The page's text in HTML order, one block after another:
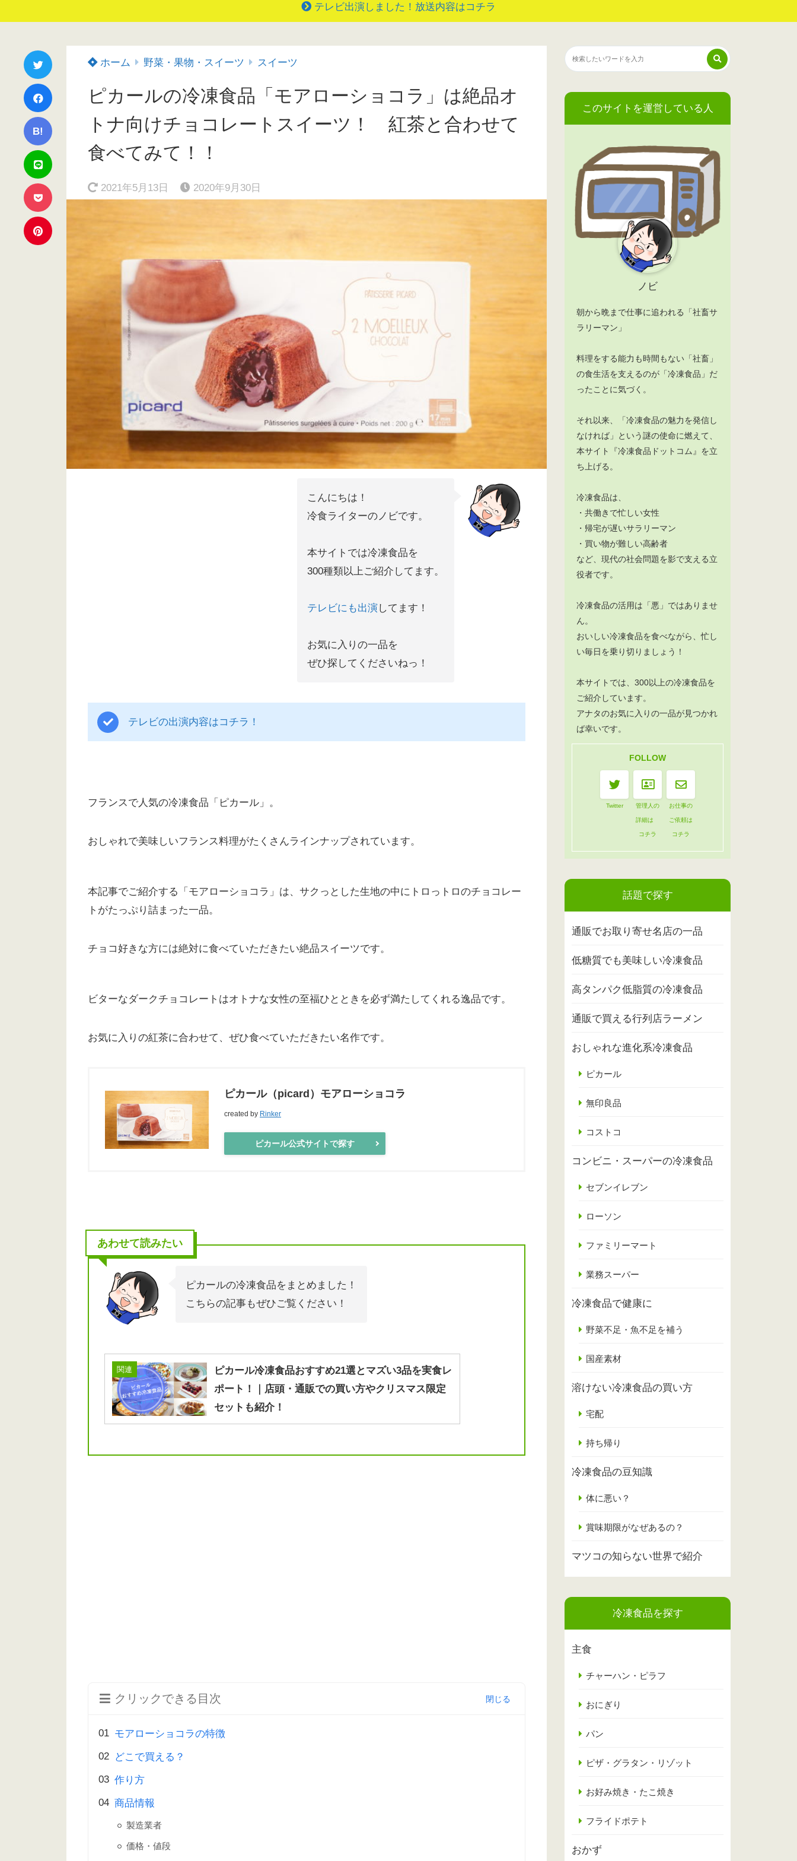
テレビ出演しました！放送内容はコチラ
B!
ホーム 野菜・果物・スイーツ スイーツ
ピカールの冷凍食品「モアローショコラ」は絶品オ
トナ向けチョコレートスイーツ！ 紅茶と合わせて
食べてみて！！
2021年5月13日 2020年9月30日
こんにちは！
冷食ライターのノビです。
本サイトでは冷凍食品を
300種類以上ご紹介してます。
テレビにも出演してます！
お気に入りの一品を
ぜひ探してくださいねっ！
テレビの出演内容はコチラ！
フランスで人気の冷凍食品「ピカール」。
おしゃれで美味しいフランス料理がたくさんラインナップされています。
本記事でご紹介する「モアローショコラ」は、サクっとした生地の中にトロっトロのチョコレー
トがたっぷり詰まった一品。
チョコ好きな方には絶対に食べていただきたい絶品スイーツです。
ビターなダークチョコレートはオトナな女性の至福ひとときを必ず満たしてくれる逸品です。
お気に入りの紅茶に合わせて、ぜひ食べていただきたい名作です。
ピカール（picard）モアローショコラ
created by Rinker
ピカール公式サイトで探す
あわせて読みたい
ピカールの冷凍食品をまとめました！
こちらの記事もぜひご覧ください！
関連
ピカール冷凍食品おすすめ21選とマズい3品を実食レ
ポート！｜店頭・通販での買い方やクリスマス限定
セットも紹介！
クリックできる目次
モアローショコラの特徴
どこで買える？
作り方
商品情報
製造業者
価格・値段
このサイトを運営している人
ノビ
朝から晩まで仕事に追われる「社畜サ
ラリーマン」
料理をする能力も時間もない「社畜」
の食生活を支えるのが「冷凍食品」だ
ったことに気づく。
それ以来、「冷凍食品の魅力を発信し
なければ」という謎の使命に燃えて、
本サイト『冷凍食品ドットコム』を立
ち上げる。
冷凍食品は、
・共働きで忙しい女性
・帰宅が遅いサラリーマン
・買い物が難しい高齢者
など、現代の社会問題を影で支える立
役者です。
冷凍食品の活用は「悪」ではありませ
ん。
おいしい冷凍食品を食べながら、忙し
い毎日を乗り切りましょう！
本サイトでは、300以上の冷凍食品を
ご紹介しています。
アナタのお気に入りの一品が見つかれ
ば幸いです。
FOLLOW
Twitter 管理人の
詳細は
コチラ
お仕事の
ご依頼は
コチラ
話題で探す
通販でお取り寄せ名店の一品
低糖質でも美味しい冷凍食品
高タンパク低脂質の冷凍食品
通販で買える行列店ラーメン
おしゃれな進化系冷凍食品
ピカール
無印良品
コストコ
コンビニ・スーパーの冷凍食品
セブンイレブン
ローソン
ファミリーマート
業務スーパー
冷凍食品で健康に
野菜不足・魚不足を補う
国産素材
溶けない冷凍食品の買い方
宅配
持ち帰り
冷凍食品の豆知識
体に悪い？
賞味期限がなぜあるの？
マツコの知らない世界で紹介
冷凍食品を探す
主食
チャーハン・ピラフ
おにぎり
パン
ピザ・グラタン・リゾット
お好み焼き・たこ焼き
フライドポテト
おかず